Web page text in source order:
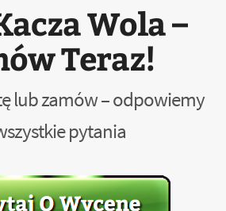
Wola –
Teraz!
lub zamów – odpowiemy
pytania